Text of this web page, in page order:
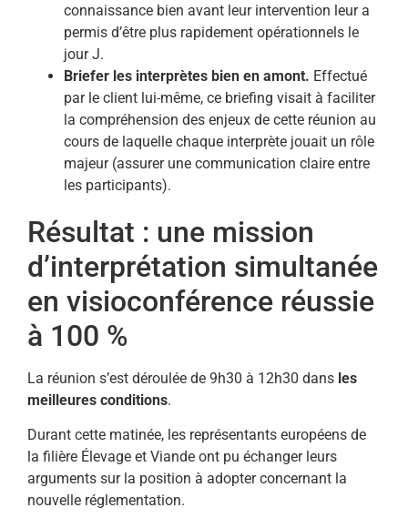
connaissance bien avant leur intervention leur a
permis d’être plus rapidement opérationnels le
jour J.
Briefer les interprètes bien en amont. Effectué
par le client lui-même, ce briefing visait à faciliter
la compréhension des enjeux de cette réunion au
cours de laquelle chaque interprète jouait un rôle
majeur (assurer une communication claire entre
les participants).
Résultat : une mission
d’interprétation simultanée
en visioconférence réussie
à 100 %
La réunion s’est déroulée de 9h30 à 12h30 dans les
meilleures conditions.
Durant cette matinée, les représentants européens de
la filière Élevage et Viande ont pu échanger leurs
arguments sur la position à adopter concernant la
nouvelle réglementation.